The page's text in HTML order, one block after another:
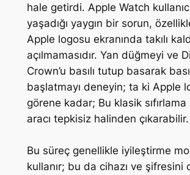
hale getirdi. Apple Watch
yaşadığı yaygın bir sorun,
Apple logosu ekranında takılı
açılmamasıdır. Yan düğmeyi ve
Crown’u basılı tutup basarak
başlatmayı deneyin; ta ki Apple
görene kadar; Bu klasik
aracı tepkisiz halinden çıkarabilir.
Bu süreç genellikle iyileştirme
kullanır; bu da cihazı ve şifresini